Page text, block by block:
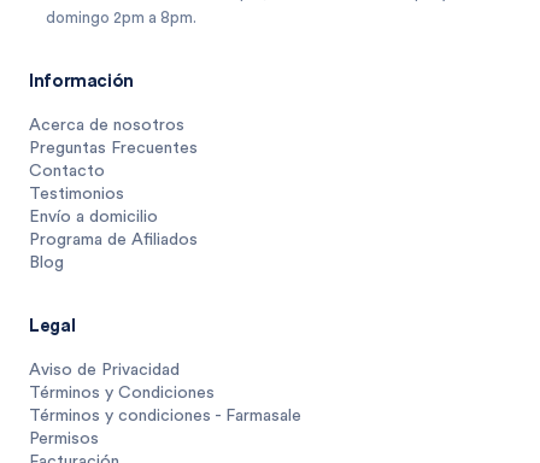
domingo 2pm a 8pm.
Información
Acerca de nosotros
Preguntas Frecuentes
Contacto
Testimonios
Envío a domicilio
Programa de Afiliados
Blog
Legal
Aviso de Privacidad
Términos y Condiciones
Términos y condiciones - Farmasale
Permisos